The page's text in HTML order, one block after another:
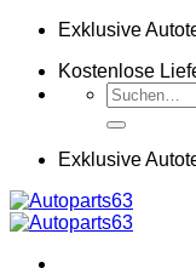
Zum
springen
Exklusive
Kostenlose
Suchen
nach:
Exklusive